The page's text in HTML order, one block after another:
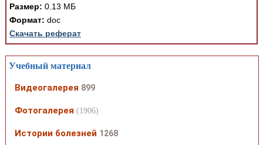
Размер: 0.13 МБ
Формат: doc
Скачать реферат
Учебный материал
Видеогалерея 899
Фотогалерея (1906)
Истории болезней 1268